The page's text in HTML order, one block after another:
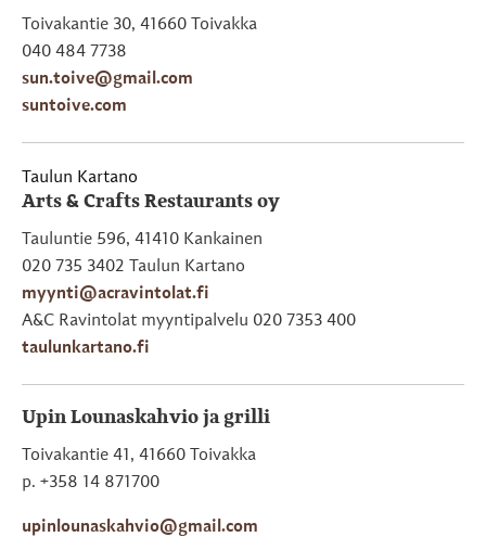
Toivakantie 30, 41660 Toivakka
040 484 7738
sun.toive@gmail.com
suntoive.com
Taulun Kartano
Arts & Crafts Restaurants oy
Tauluntie 596, 41410 Kankainen
020 735 3402 Taulun Kartano
myynti@acravintolat.fi
A&C Ravintolat myyntipalvelu 020 7353 400
taulunkartano.fi
Upin Lounaskahvio ja grilli
Toivakantie 41, 41660 Toivakka
p. +358 14 871700
upinlounaskahvio@gmail.com